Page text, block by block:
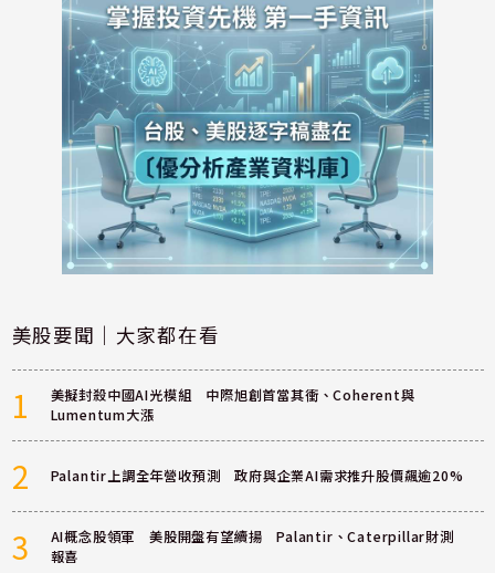
美股要聞｜大家都在看
1
美擬封殺中國AI光模組 中際旭創首當其衝、Coherent與
Lumentum大漲
2 Palantir上調全年營收預測 政府與企業AI需求推升股價飆逾20%
3
AI概念股領軍 美股開盤有望續揚 Palantir、Caterpillar財測
報喜